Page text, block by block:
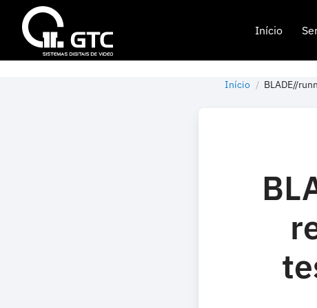
Início
Início BLADE//